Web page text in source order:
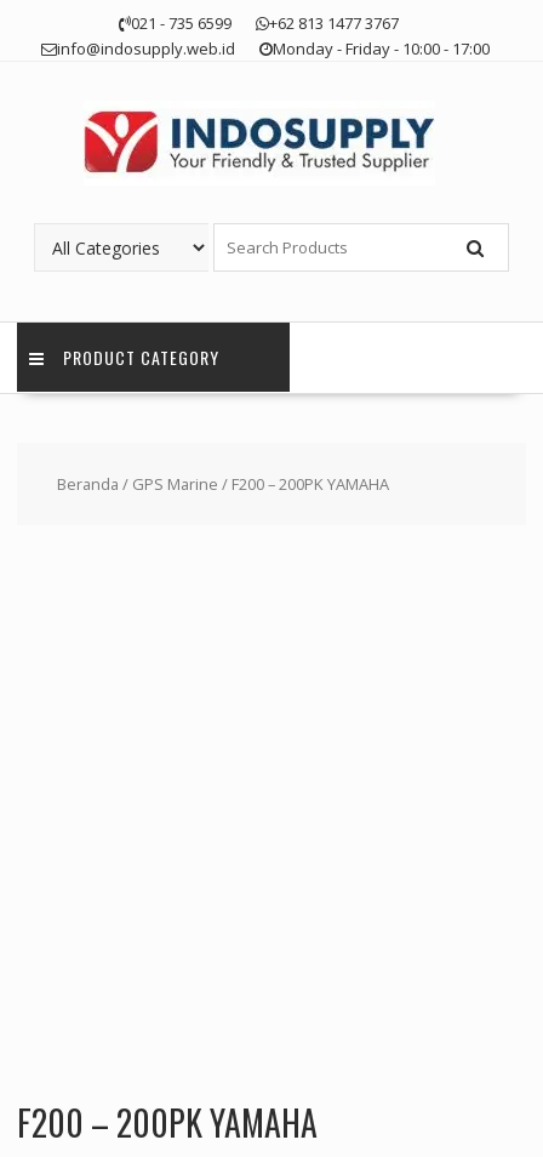
021 - 735 6599
+62 813 1477 3767
info@indosupply.web.id
Monday - Friday - 10:00 - 17:00
PRODUCT CATEGORY
Beranda / GPS Marine / F200 – 200PK YAMAHA
F200 – 200PK YAMAHA